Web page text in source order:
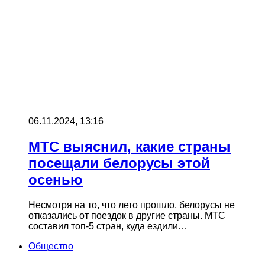
06.11.2024, 13:16
МТС выяснил, какие страны
посещали белорусы этой
осенью
Несмотря на то, что лето прошло, белорусы не
отказались от поездок в другие страны. МТС
составил топ-5 стран, куда ездили…
Общество